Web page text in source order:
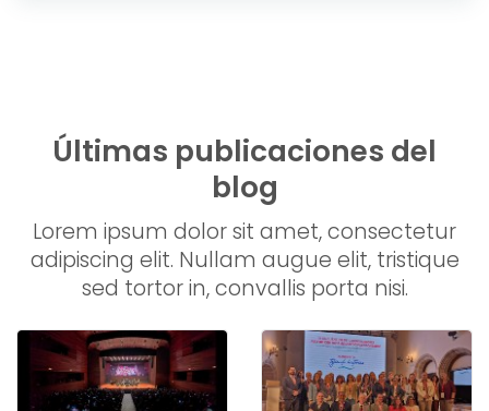
Últimas publicaciones del
blog
Lorem ipsum dolor sit amet, consectetur
adipiscing elit. Nullam augue elit, tristique
sed tortor in, convallis porta nisi.